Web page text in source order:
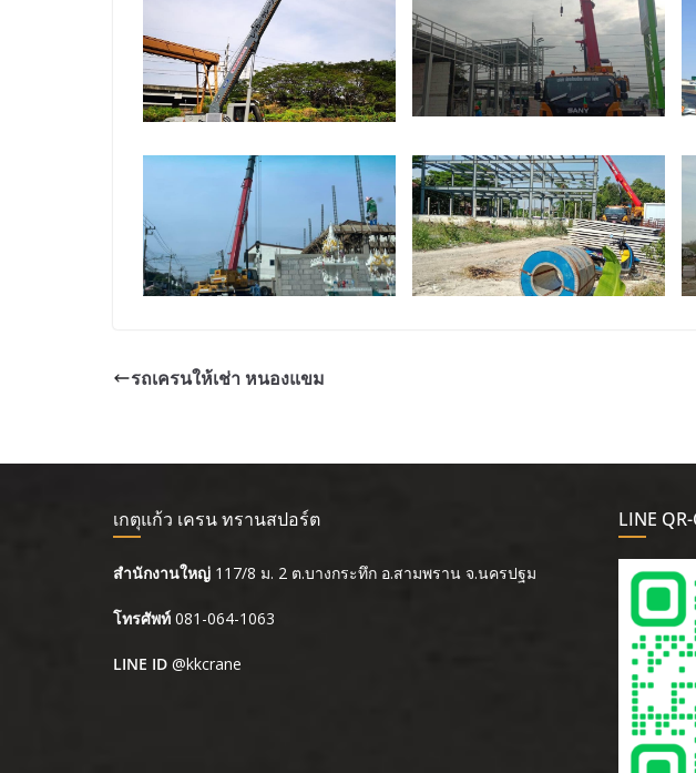
รถเครนให้เช่า หนองแขม
เกตุแก้ว เครน ทรานสปอร์ต
สำนักงานใหญ่ 117/8 ม. 2 ต.บางกระทึก อ.สามพราน จ.นครปฐม
โทรศัพท์ 081-064-1063
LINE ID @kkcrane
LINE